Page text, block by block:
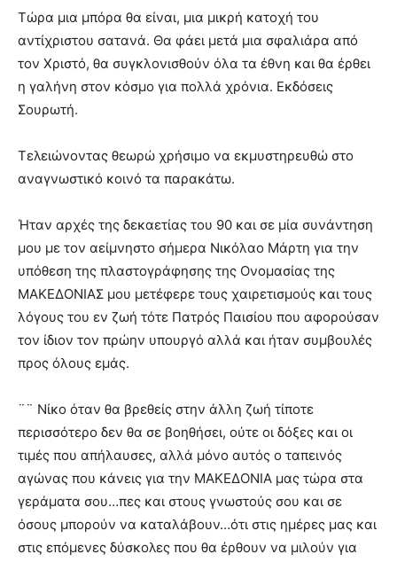
Τώρα μια μπόρα θα είναι, μια μικρή κατοχή του
αντίχριστου σατανά. Θα φάει μετά μια σφαλιάρα από
τον Χριστό, θα συγκλονισθούν όλα τα έθνη και θα έρθει
η γαλήνη στον κόσμο για πολλά χρόνια. Εκδόσεις
Σουρωτή.
Τελειώνοντας θεωρώ χρήσιμο να εκμυστηρευθώ στο
αναγνωστικό κοινό τα παρακάτω.
Ήταν αρχές της δεκαετίας του 90 και σε μία συνάντηση
μου με τον αείμνηστο σήμερα Νικόλαο Μάρτη για την
υπόθεση της πλαστογράφησης της Ονομασίας της
ΜΑΚΕΔΟΝΙΑΣ μου μετέφερε τους χαιρετισμούς και τους
λόγους του εν ζωή τότε Πατρός Παισίου που αφορούσαν
τον ίδιον τον πρώην υπουργό αλλά και ήταν συμβουλές
προς όλους εμάς.
¨¨ Νίκο όταν θα βρεθείς στην άλλη ζωή τίποτε
περισσότερο δεν θα σε βοηθήσει, ούτε οι δόξες και οι
τιμές που απήλαυσες, αλλά μόνο αυτός ο ταπεινός
αγώνας που κάνεις για την ΜΑΚΕΔΟΝΙΑ μας τώρα στα
γεράματα σου…πες και στους γνωστούς σου και σε
όσους μπορούν να καταλάβουν…ότι στις ημέρες μας και
στις επόμενες δύσκολες που θα έρθουν να μιλούν για